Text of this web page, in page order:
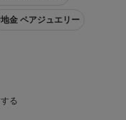
金 ペアジュエリー
る